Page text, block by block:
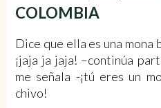
COLOMBIA
Dice que ella es una mona
¡jaja ja jaja! –continúa
me señala -¡tú eres un
chivo!